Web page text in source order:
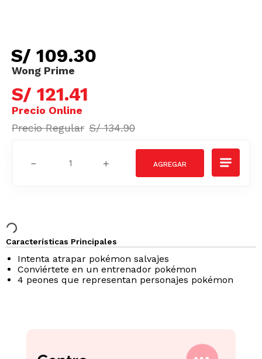
S/ 109.30
S/ 121.41
S/ 134.90
＋
－
Características Principales
Intenta atrapar pokémon salvajes
Conviértete en un entrenador pokémon
4 peones que representan personajes pokémon